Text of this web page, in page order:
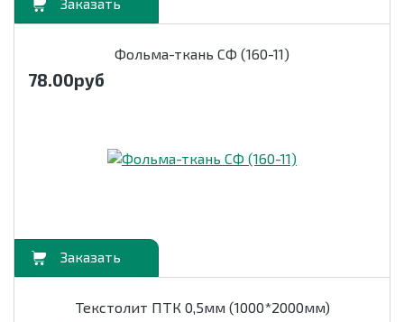
Фольма-ткань СФ (160-11)
78.00руб
Текстолит ПТК 0,5мм (1000*2000мм)